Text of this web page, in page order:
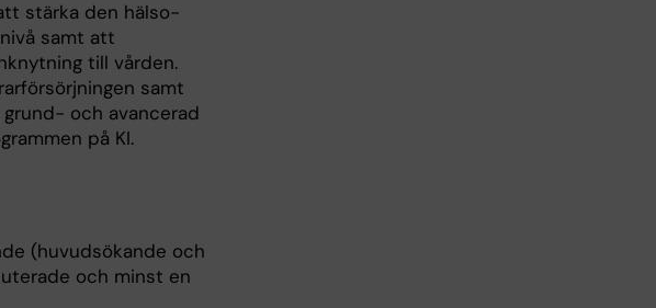
stärka den hälso-
samt att
till vården.
samt
och avancerad
på KI.
(huvudsökande och
och minst en